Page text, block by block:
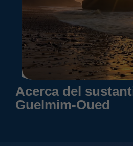
Acerca del
Guelmim-Oued